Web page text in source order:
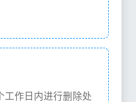
工作日内进行删除处